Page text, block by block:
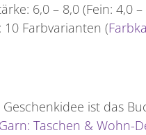
6,0 – 8,0 (Fein: 4,0 –
10 Farbvarianten (
ist das
Taschen & Wohn-